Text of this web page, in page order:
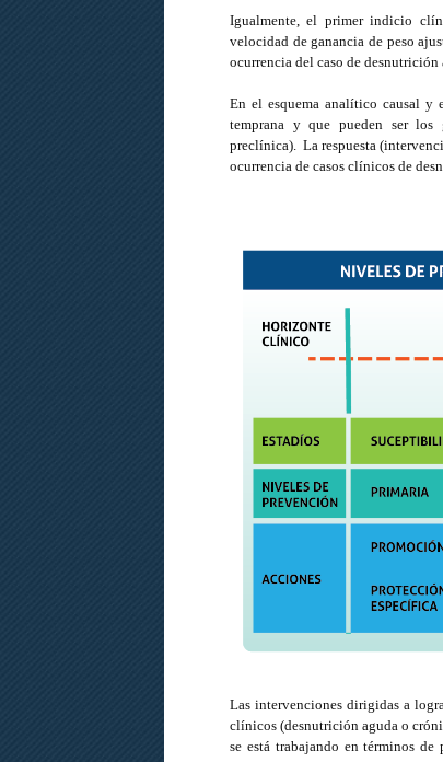
Igualmente, el primer indicio
velocidad de ganancia de peso
ocurrencia del caso de desnutrición
En el esquema analítico causal y
temprana y que pueden ser los
preclínica). La respuesta
ocurrencia de casos clínicos de
Las intervenciones dirigidas a
clínicos (desnutrición aguda o
se está trabajando en términos